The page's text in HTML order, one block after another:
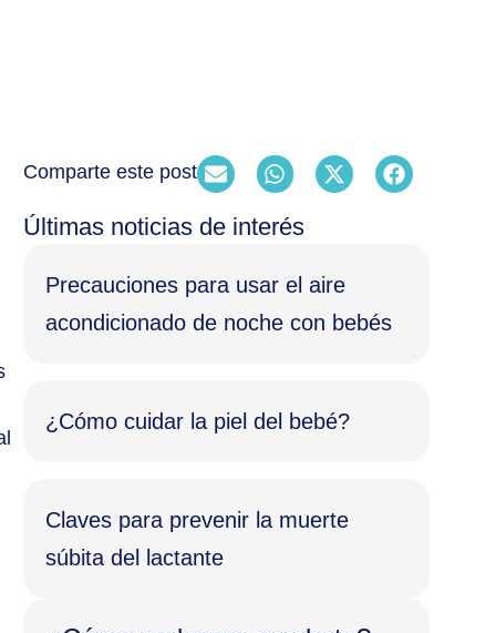
Comparte este post
Últimas noticias de interés
Precauciones para usar el aire
acondicionado de noche con bebés
¿Cómo cuidar la piel del bebé?
Claves para prevenir la muerte
súbita del lactante